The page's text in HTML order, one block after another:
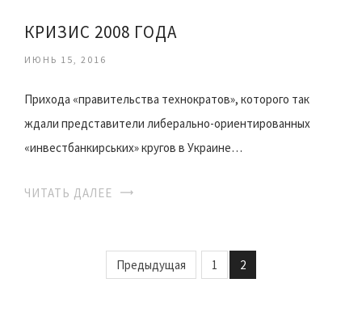
КРИЗИС 2008 ГОДА
ИЮНЬ 15, 2016
Прихода «правительства технократов», которого так
ждали представители либерально-ориентированных
«инвестбанкирських» кругов в Украине…
ЧИТАТЬ ДАЛЕЕ
Предыдущая 1 2